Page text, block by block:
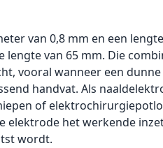
van 0,8 mm en een
lengte van 65 mm. Die
vooral wanneer een
handvat. Als
of
elektrode het werkende
wordt.